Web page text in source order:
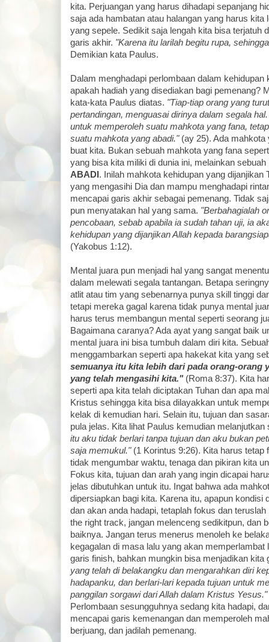
kita. Perjuangan yang harus dihadapi sepanjang
saja ada hambatan atau halangan yang harus kita
yang sepele. Sedikit saja lengah kita bisa terjatuh
garis akhir. "Karena itu larilah begitu rupa,
Demikian kata Paulus.
Dalam menghadapi perlombaan dalam kehidupan
apakah hadiah yang disediakan bagi pemenang?
kata-kata Paulus diatas. "Tiap-tiap orang yang
pertandingan, menguasai dirinya dalam segala
untuk memperoleh suatu mahkota yang fana,
suatu mahkota yang abadi."(ay 25). Ada mahkota
buat kita. Bukan sebuah mahkota yang fana
yang bisa kita miliki di dunia ini, melainkan sebuah
ABADI . Inilah mahkota kehidupan yang dijanjikan
yang mengasihi Dia dan mampu menghadapi
mencapai garis akhir sebagai pemenang. Tidak
pun menyatakan hal yang sama. "Berbahagialah
pencobaan, sebab apabila ia sudah tahan uji, ia
kehidupan yang dijanjikan Allah kepada
(Yakobus 1:12).
Mental juara pun menjadi hal yang sangat
dalam melewati segala tantangan. Betapa
atlit atau tim yang sebenarnya punya skill tinggi
tetapi mereka gagal karena tidak punya mental
harus terus membangun mental seperti seorang
Bagaimana caranya? Ada ayat yang sangat baik
mental juara ini bisa tumbuh dalam diri kita.
menggambarkan seperti apa hakekat kita yang
semuanya itu kita lebih dari pada orang-orang
yang telah mengasihi kita."(Roma 8:37). Kita
seperti apa kita telah diciptakan Tuhan dan apa
Kristus sehingga kita bisa dilayakkan untuk
kelak di kemudian hari. Selain itu, tujuan dan
pula jelas. Kita lihat Paulus kemudian melanjutkan
itu aku tidak berlari tanpa tujuan dan aku bukan
saja memukul."(1 Korintus 9:26). Kita harus tetap
tidak mengumbar waktu, tenaga dan pikiran kita
Fokus kita, tujuan dan arah yang ingin dicapai
jelas dibutuhkan untuk itu. Ingat bahwa ada
dipersiapkan bagi kita. Karena itu, apapun kondisi
dan akan anda hadapi, tetaplah fokus dan
the right track, jangan melenceng sedikitpun, dan
baiknya. Jangan terus menerus menoleh ke
kegagalan di masa lalu yang akan memperlambat
garis finish, bahkan mungkin bisa menjadikan kita
yang telah di belakangku dan mengarahkan diri
hadapanku, dan berlari-lari kepada tujuan untuk
panggilan sorgawi dari Allah dalam Kristus Yesus."
Perlombaan sesungguhnya sedang kita hadapi,
mencapai garis kemenangan dan memperoleh
berjuang, dan jadilah pemenang.